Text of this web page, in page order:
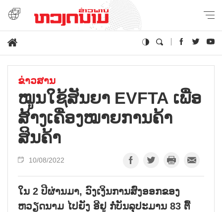
ຂ່າວສານ
ໝູນໃຊ້ສັນຍາ EVFTA ເພື່ອ
ສ້າງເຄື່ອງໝາຍການຄ້າ
ສິນຄ້າ
10/08/2022
ໃນ 2 ປີຜ່ານມາ, ວົງເງິນການສົ່ງອອກຂອງ
ຫວຽດນາມ ໄປຍັງ ອີຢູ ກໍ່ບັນລຸປະມານ 83 ຕື້